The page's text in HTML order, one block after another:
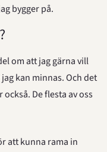
bygger på.
om att jag gärna vill
kan minnas. Och det
De flesta av oss
att kunna rama in